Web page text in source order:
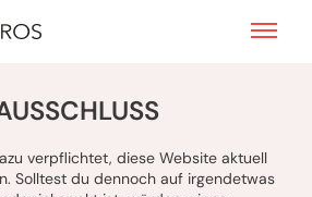
verpflichtet, diese Website aktuell
Solltest du dennoch auf irgendetwas